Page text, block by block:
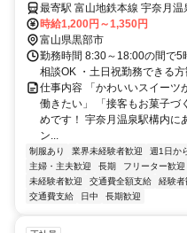
最寄駅 富山地鉄本線 宇奈月
時給1,200円～1,350円
富山県黒部市
勤務時間 8:30～18:00の間で5
相談OK ・土日祝勤務できる
仕事内容 「かわいいスイーツ
働きたい」 「接客もお菓子づ
めです！ 宇奈月温泉駅構内に
ン...
制服あり 業界未経験者歓迎 週1日か
主婦・主夫歓迎
長期 フリーター歓迎
未経験者歓迎
交通費全額支給 経験者
交通費支給
日中 長期歓迎